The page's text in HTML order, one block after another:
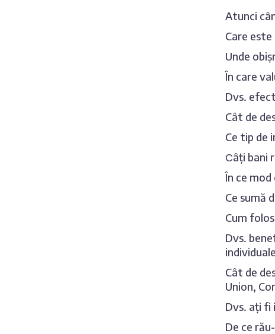
Atunci
Care
Unde
În care
Dvs.
Cât de
Ce tip de
Сâți bani
În ce
Ce sumă
Cum
Dvs.
Cât de
Union,
Dvs. ați fi
De ce